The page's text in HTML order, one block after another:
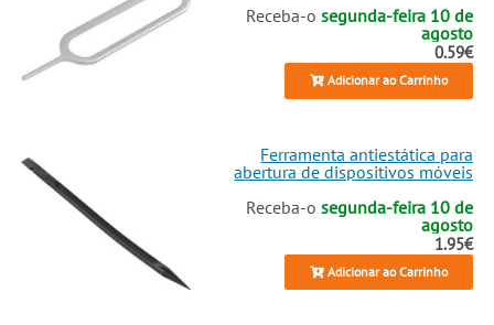
Receba-osegunda-feira 10 de
agosto
0.59€
Adicionar ao Carrinho
Ferramenta antiestática para
abertura de dispositivos móveis
Receba-osegunda-feira 10 de
agosto
1.95€
Adicionar ao Carrinho